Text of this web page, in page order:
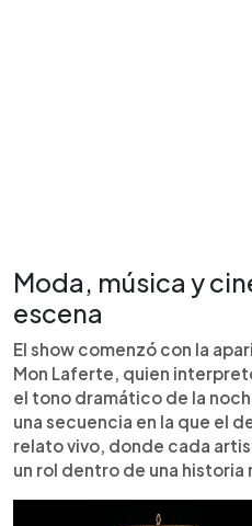
Moda, música y
escena
El show comenzó con la
Mon Laferte, quien
el tono dramático de la
una secuencia en la que el
relato vivo, donde cada
un rol dentro de una historia